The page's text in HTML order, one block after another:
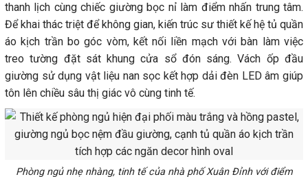
thanh lịch cùng chiếc giường bọc nỉ làm điểm nhấn trung tâm.
Để khai thác triệt để không gian, kiến trúc sư thiết kế hệ tủ quần
áo kịch trần bo góc vòm, kết nối liền mạch với bàn làm việc
treo tường đặt sát khung cửa sổ đón sáng. Vách ốp đầu
giường sử dụng vật liệu nan sọc kết hợp dải đèn LED âm giúp
tôn lên chiều sâu thị giác vô cùng tinh tế.
Phòng ngủ nhẹ nhàng, tinh tế của nhà phố Xuân Đỉnh với điểm